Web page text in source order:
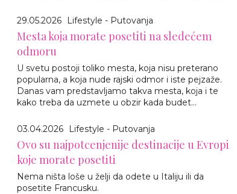
29.05.2026 Lifestyle - Putovanja
Mesta koja morate posetiti na sledećem
odmoru
U svetu postoji toliko mesta, koja nisu preterano
popularna, a koja nude rajski odmor i iste pejzaže.
Danas vam predstavljamo takva mesta, koja i te
kako treba da uzmete u obzir kada budet...
03.04.2026 Lifestyle - Putovanja
Ovo su najpotcenjenije destinacije u Evropi
koje morate posetiti
Nema ništa loše u želji da odete u Italiju ili da
posetite Francusku.